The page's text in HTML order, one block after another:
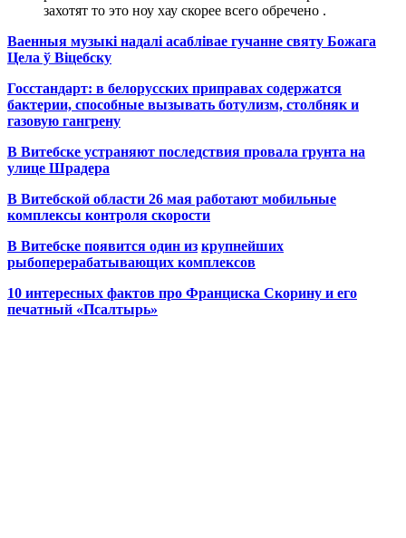
захотят то это ноу хау скорее всего обречено .
Ваенныя музыкі надалі асаблівае гучанне святу Божага
Цела ў Віцебску
Госстандарт: в белорусских приправах содержатся
бактерии, способные вызывать ботулизм, столбняк и
газовую гангрену
В Витебске устраняют последствия провала грунта на
улице Шрадера
В Витебской области 26 мая работают мобильные
комплексы контроля скорости
В Витебске появится один из крупнейших
рыбоперерабатывающих комплексов
10 интересных фактов про Франциска Скорину и его
печатный «Псалтырь»